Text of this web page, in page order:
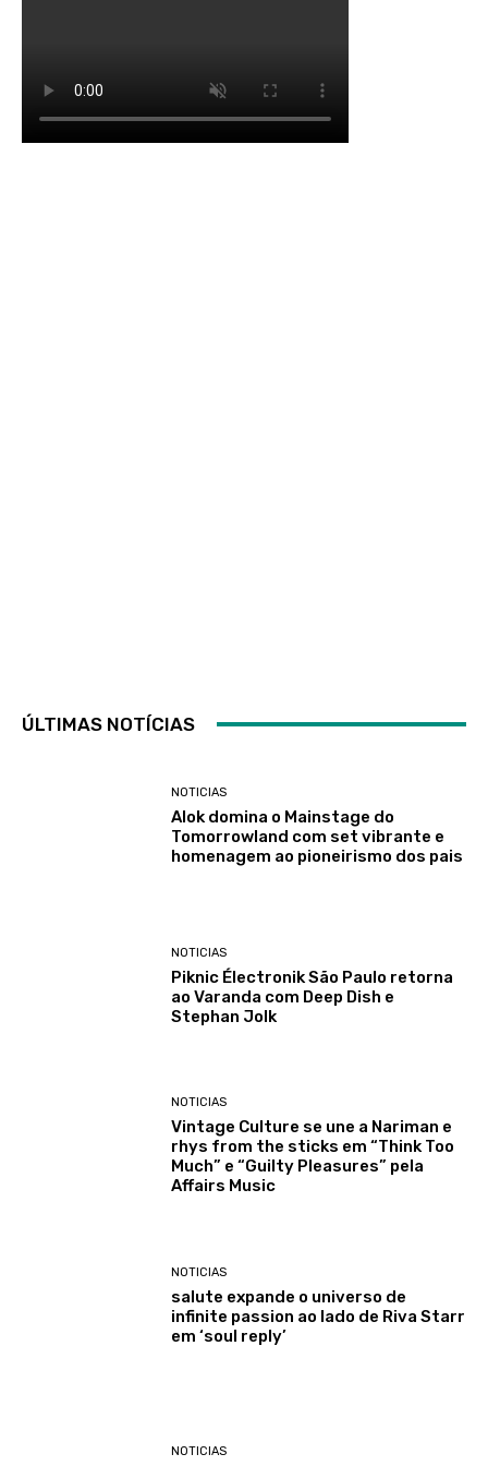
ÚLTIMAS NOTÍCIAS
NOTICIAS
Alok domina o Mainstage do
Tomorrowland com set vibrante e
homenagem ao pioneirismo dos pais
NOTICIAS
Piknic Électronik São Paulo retorna
ao Varanda com Deep Dish e
Stephan Jolk
NOTICIAS
Vintage Culture se une a Nariman e
rhys from the sticks em “Think Too
Much” e “Guilty Pleasures” pela
Affairs Music
NOTICIAS
salute expande o universo de
infinite passion ao lado de Riva Starr
em ‘soul reply’
NOTICIAS